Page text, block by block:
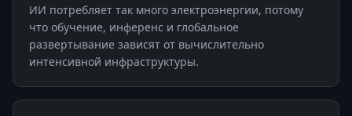
ИИ потребляет так много электроэнергии, потому
что обучение, инференс и глобальное
развертывание зависят от вычислительно
интенсивной инфраструктуры.